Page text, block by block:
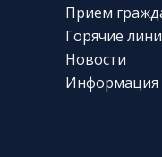
Прием
Горячие
Новости
Информация